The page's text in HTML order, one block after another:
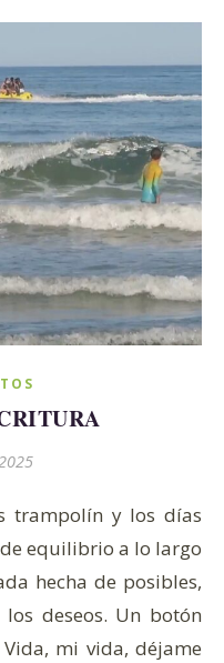
equilibrio a lo largo
hecha de posibles,
deseos. Un botón
mi vida, déjame